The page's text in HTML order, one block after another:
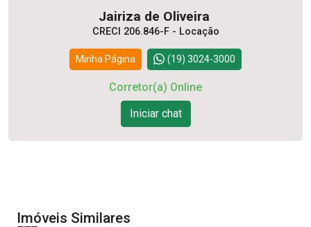
Jairiza de Oliveira
CRECI 206.846-F - Locação
Minha Página (19) 3024-3000
Corretor(a) Online
Iniciar chat
Imóveis Similares